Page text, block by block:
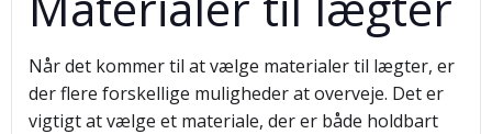
Når det kommer til at vælge materialer til lægter, er
der flere forskellige muligheder at overveje. Det er
vigtigt at vælge et materiale, der er både holdbart